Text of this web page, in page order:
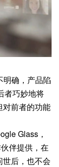
明确，产品陷
者巧妙地将
对前者的功能
Glass，
伴提供，在
后，也不会